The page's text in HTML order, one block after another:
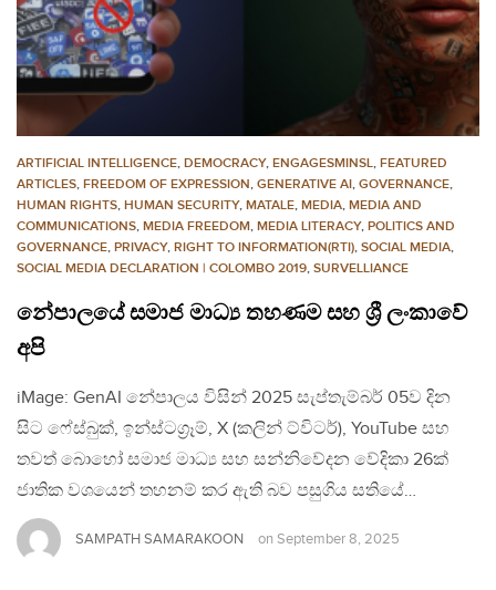
ARTIFICIAL INTELLIGENCE, DEMOCRACY, ENGAGESMINSL, FEATURED
ARTICLES, FREEDOM OF EXPRESSION, GENERATIVE AI, GOVERNANCE,
HUMAN RIGHTS, HUMAN SECURITY, MATALE, MEDIA, MEDIA AND
COMMUNICATIONS, MEDIA FREEDOM, MEDIA LITERACY, POLITICS AND
GOVERNANCE, PRIVACY, RIGHT TO INFORMATION(RTI), SOCIAL MEDIA,
SOCIAL MEDIA DECLARATION | COLOMBO 2019, SURVELLIANCE
නේපාලයේ සමාජ මාධ්‍ය තහණම සහ ශ්‍රී ලංකාවේ
අපි
iMage: GenAI නේපාලය විසින් 2025 සැප්තැම්බර් 05ව දින
සිට ෆේස්බුක්, ඉන්ස්ටග්‍රෑම්, X (කලින් ට්විටර්), YouTube සහ
තවත් බොහෝ සමාජ මාධ්‍ය සහ සන්නිවේදන වේදිකා 26ක්
ජාතික වශයෙන් තහනම් කර ඇති බව පසුගිය සතියේ…
SAMPATH SAMARAKOON on September 8, 2025